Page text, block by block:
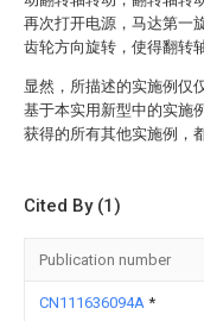
再次打开电源，马达第一
齿轮方向旋转，使得翻转
显然，所描述的实施例仅
基于本实用新型中的实施
获得的所有其他实施例，
Cited By (1)
Publication number
CN111636094A *